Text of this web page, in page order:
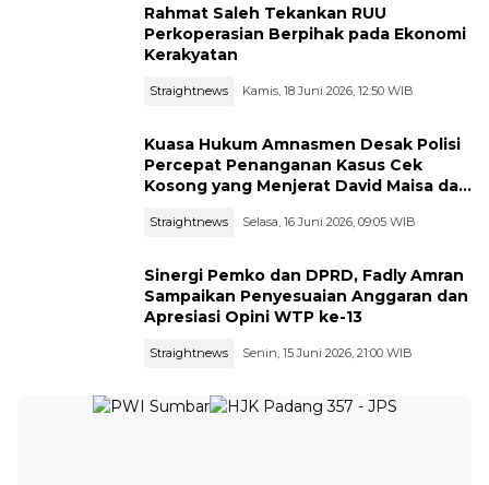
Rahmat Saleh Tekankan RUU
Perkoperasian Berpihak pada Ekonomi
Kerakyatan
Straightnews Kamis, 18 Juni 2026, 12:50 WIB
Kuasa Hukum Amnasmen Desak Polisi
Percepat Penanganan Kasus Cek
Kosong yang Menjerat David Maisa dan
Straightnews Selasa, 16 Juni 2026, 09:05 WIB
Sinergi Pemko dan DPRD, Fadly Amran
Sampaikan Penyesuaian Anggaran dan
Apresiasi Opini WTP ke-13
Straightnews Senin, 15 Juni 2026, 21:00 WIB